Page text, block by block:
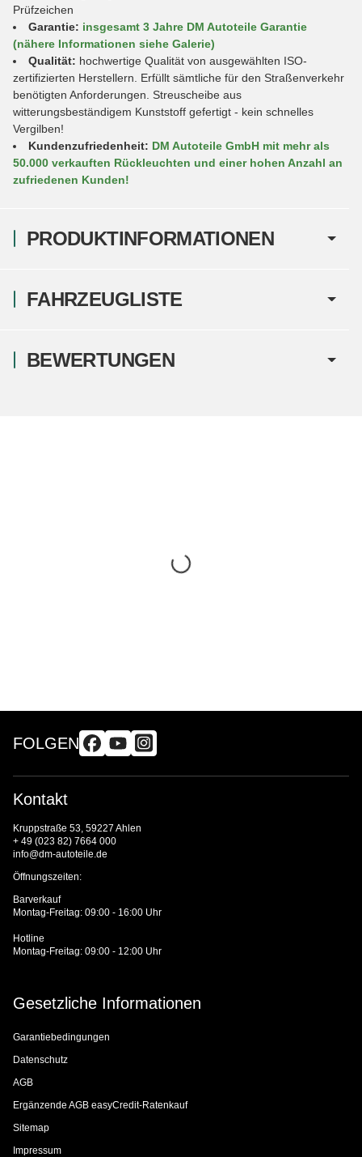
PRODUKTINFORMATIONEN
Prüfzeichen
Garantie: insgesamt 3 Jahre DM Autoteile Garantie
(nähere Informationen siehe Galerie)
Qualität: hochwertige Qualität von ausgewählten ISO-
zertifizierten Herstellern. Erfüllt sämtliche für den Straßenverkehr
benötigten Anforderungen. Streuscheibe aus
witterungsbeständigem Kunststoff gefertigt - kein schnelles
Vergilben!
Kundenzufriedenheit: DM Autoteile GmbH mit mehr als
50.000 verkauften Rückleuchten und einer hohen Anzahl an
zufriedenen Kunden!
FAHRZEUGLISTE
BEWERTUNGEN
FOLGEN
Kontakt
Kruppstraße 53, 59227 Ahlen
+ 49 (023 82) 7664 000
info@dm-autoteile.de
Öffnungszeiten:
Barverkauf
Montag-Freitag: 09:00 - 16:00 Uhr
Hotline
Montag-Freitag: 09:00 - 12:00 Uhr
Gesetzliche Informationen
Garantiebedingungen
Datenschutz
AGB
Ergänzende AGB easyCredit-Ratenkauf
Sitemap
Impressum